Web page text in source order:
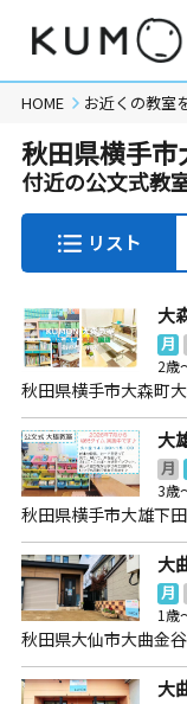
HOME お近くの教室
秋田県横手
付近の公文式教
リスト
大
月
2歳
秋田県横手市大森町
大
月
3歳
秋田県横手市大雄下
大
月
1歳
秋田県大仙市大曲金
大